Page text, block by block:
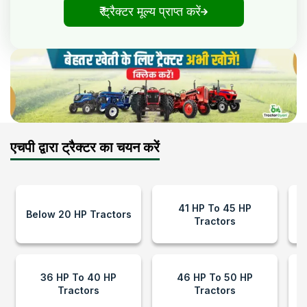
₹ ट्रैक्टर मूल्य प्राप्त करें
एचपी द्वारा ट्रैक्टर का चयन करें
Below 20 HP Tractors
36 HP To 40 HP
Tractors
41 HP To 45 HP
Tractors
46 HP To 50 HP
Tractors